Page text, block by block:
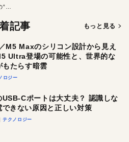
記事 もっと見る
M5 Maxのシリコン設計から見え
Ultra登場の可能性と、世界的な
もたらす暗雲
ロジー
USB-Cポートは大丈夫？ 認識しな
できない原因と正しい対策
テクノロジー